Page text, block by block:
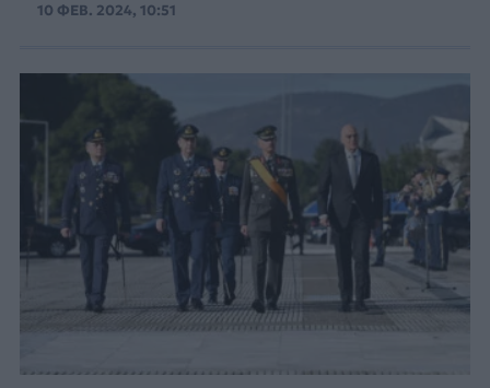
10 ΦΕΒ. 2024, 10:51